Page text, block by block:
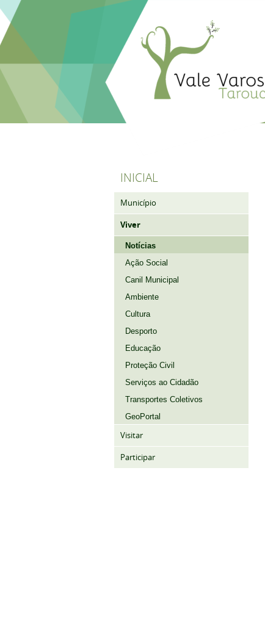
INICIAL
Município
Viver
Notícias
Ação Social
Canil Municipal
Ambiente
Cultura
Desporto
Educação
Proteção Civil
Serviços ao Cidadão
Transportes Coletivos
GeoPortal
Visitar
Participar